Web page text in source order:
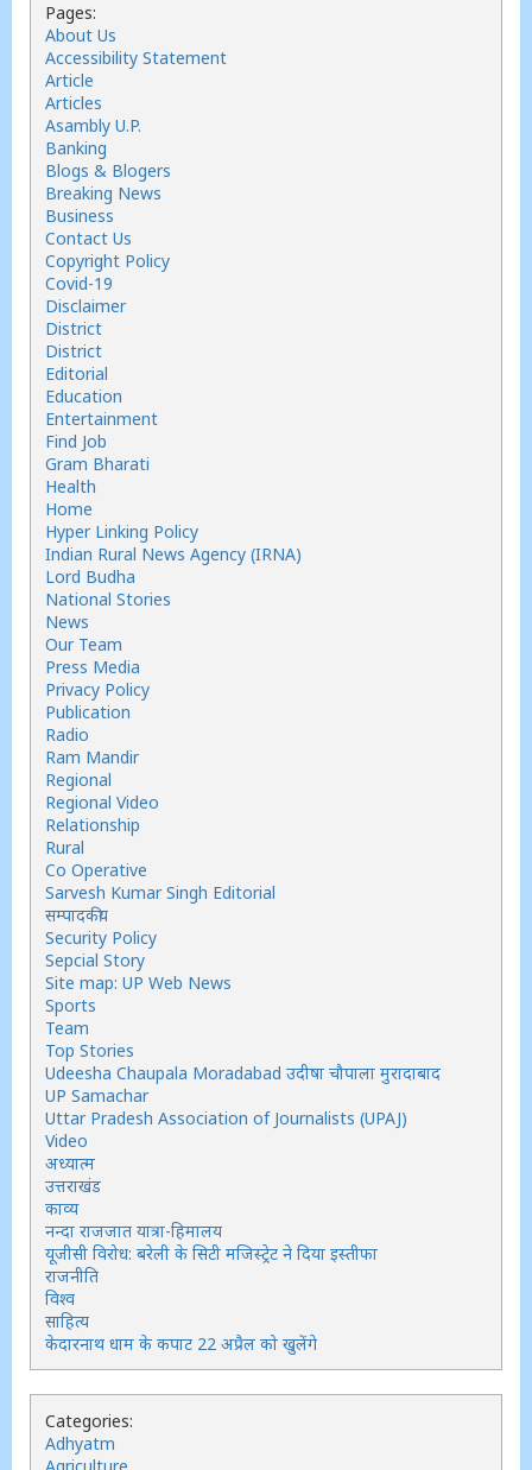
Pages:
About Us
Accessibility Statement
Article
Articles
Asambly U.P.
Banking
Blogs & Blogers
Breaking News
Business
Contact Us
Copyright Policy
Covid-19
Disclaimer
District
District
Editorial
Education
Entertainment
Find Job
Gram Bharati
Health
Home
Hyper Linking Policy
Indian Rural News Agency (IRNA)
Lord Budha
National Stories
News
Our Team
Press Media
Privacy Policy
Publication
Radio
Ram Mandir
Regional
Regional Video
Relationship
Rural
Co Operative
Sarvesh Kumar Singh Editorial
सम्पादकीय
Security Policy
Sepcial Story
Site map: UP Web News
Sports
Team
Top Stories
Udeesha Chaupala Moradabad उदीषा चौपाला मुरादाबाद
UP Samachar
Uttar Pradesh Association of Journalists (UPAJ)
Video
अध्यात्म
उत्तराखंड
काव्य
नन्दा राजजात यात्रा-हिमालय
यूजीसी विरोध: बरेली के सिटी मजिस्ट्रेट ने दिया इस्तीफा
राजनीति
विश्व
साहित्य
केदारनाथ धाम के कपाट 22 अप्रैल को खुलेंगे
Categories:
Adhyatm